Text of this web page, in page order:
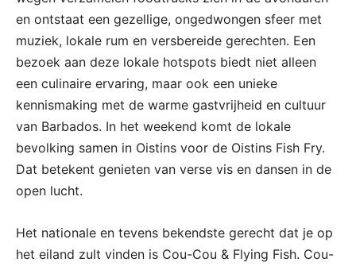
en ontstaat een gezellige, ongedwongen sfeer met
muziek, lokale rum en versbereide gerechten. Een
bezoek aan deze lokale hotspots biedt niet alleen
een culinaire ervaring, maar ook een unieke
kennismaking met de warme gastvrijheid en cultuur
van Barbados. In het weekend komt de lokale
bevolking samen in Oistins voor de Oistins Fish Fry.
Dat betekent genieten van verse vis en dansen in de
open lucht.
Het nationale en tevens bekendste gerecht dat je op
het eiland zult vinden is Cou-Cou & Flying Fish. Cou-